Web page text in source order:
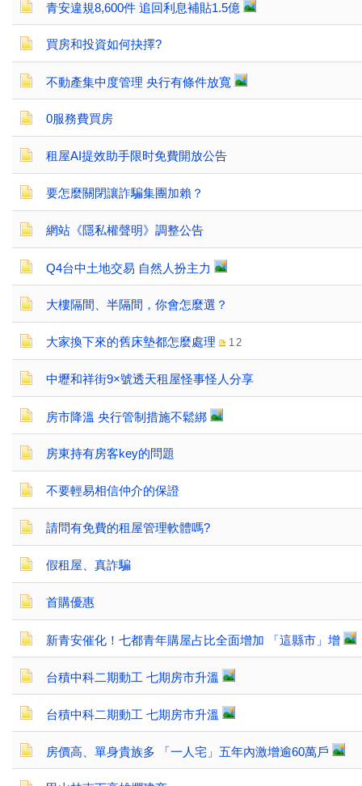
青安違規8,600件 追回利息補貼1.5億
買房和投資如何抉擇?
不動產集中度管理 央行有條件放寬
0服務費買房
租屋AI提效助手限时免費開放公告
要怎麼關閉讓詐騙集團加賴？
網站《隱私權聲明》調整公告
Q4台中土地交易 自然人扮主力
大樓隔間、半隔間，你會怎麼選？
大家換下來的舊床墊都怎麼處理 12
中壢和祥街9×號透天租屋怪事怪人分享
房市降溫 央行管制措施不鬆綁
房東持有房客key的問題
不要輕易相信仲介的保證
請問有免費的租屋管理軟體嗎?
假租屋、真詐騙
首購優惠
新青安催化！七都青年購屋占比全面增加 「這縣市」增
台積中科二期動工 七期房市升溫
台積中科二期動工 七期房市升溫
房價高、單身貴族多 「一人宅」五年內激增逾60萬戶